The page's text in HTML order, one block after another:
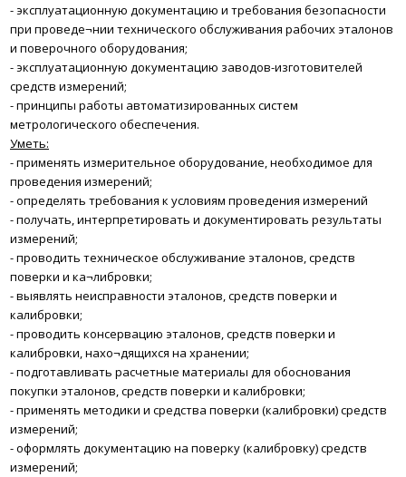
- эксплуатационную документацию и требования безопасности
при проведе¬нии технического обслуживания рабочих эталонов
и поверочного оборудования;
- эксплуатационную документацию заводов-изготовителей
средств измерений;
-принципы работы автоматизированных систем
метрологического обеспечения.
Уметь:
-применять измерительное оборудование, необходимое для
проведения измерений;
-определять требования к условиям проведения измерений
-получать, интерпретировать и документировать результаты
измерений;
-проводить техническое обслуживание эталонов, средств
поверки и ка¬либровки;
-выявлять неисправности эталонов, средств поверки и
калибровки;
-проводить консервацию эталонов, средств поверки и
калибровки, нахо¬дящихся на хранении;
-подготавливать расчетные материалы для обоснования
покупки эталонов, средств поверки и калибровки;
-применять методики и средства поверки (калибровки) средств
измерений;
-оформлять документацию на поверку (калибровку) средств
измерений;